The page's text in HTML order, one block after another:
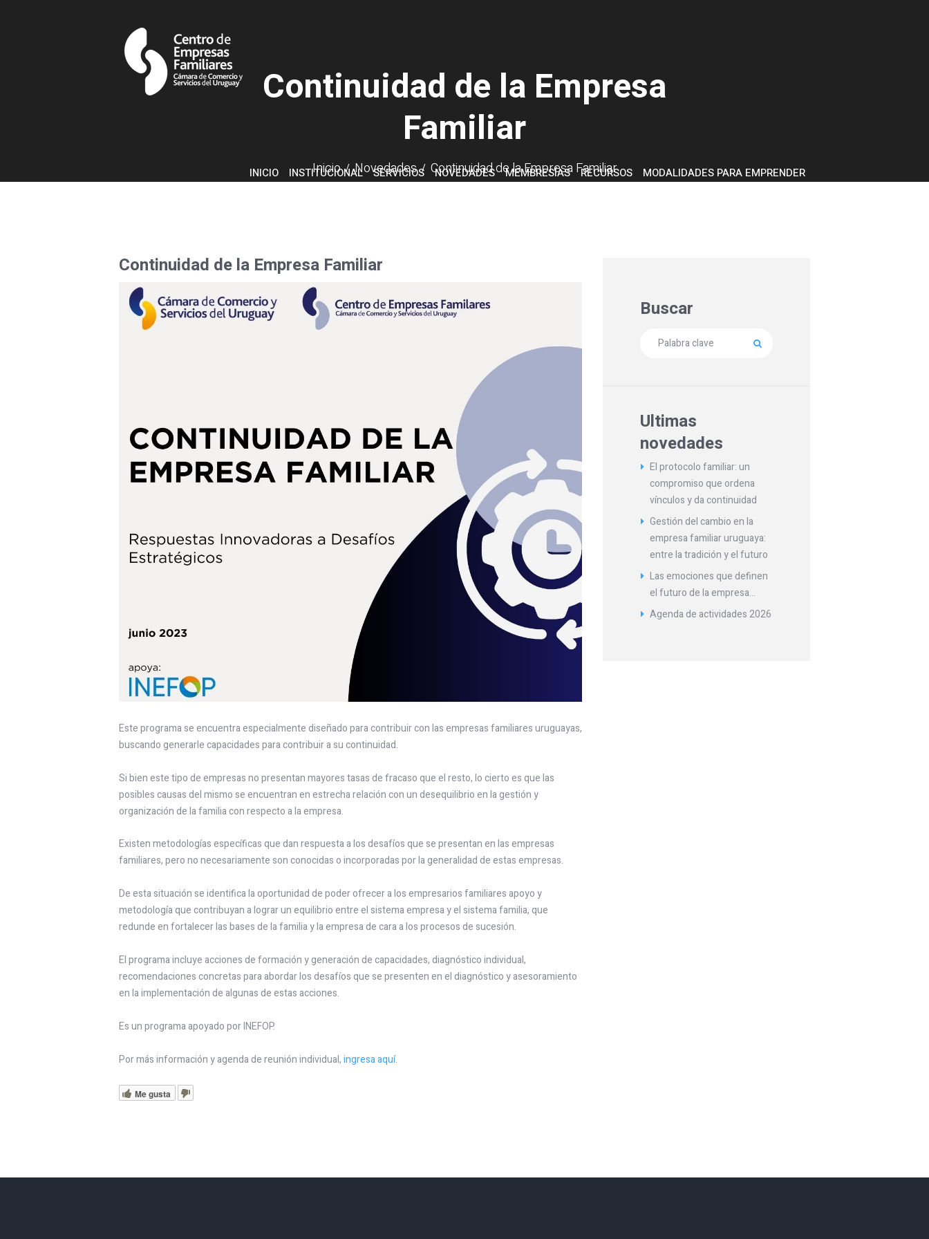
INICIO INSTITUCIONAL SERVICIOS NOVEDADES MEMBRESÍAS RECURSOS MODALIDADES PARA EMPRENDER
Continuidad de la Empresa
Familiar
Inicio Novedades Continuidad de la Empresa Familiar
Continuidad de la Empresa Familiar
Este programa se encuentra especialmente diseñado para contribuir con las empresas familiares uruguayas,
buscando generarle capacidades para contribuir a su continuidad.
Si bien este tipo de empresas no presentan mayores tasas de fracaso que el resto, lo cierto es que las
posibles causas del mismo se encuentran en estrecha relación con un desequilibrio en la gestión y
organización de la familia con respecto a la empresa.
Existen metodologías específicas que dan respuesta a los desafíos que se presentan en las empresas
familiares, pero no necesariamente son conocidas o incorporadas por la generalidad de estas empresas.
De esta situación se identifica la oportunidad de poder ofrecer a los empresarios familiares apoyo y
metodología que contribuyan a lograr un equilibrio entre el sistema empresa y el sistema familia, que
redunde en fortalecer las bases de la familia y la empresa de cara a los procesos de sucesión.
El programa incluye acciones de formación y generación de capacidades, diagnóstico individual,
recomendaciones concretas para abordar los desafíos que se presenten en el diagnóstico y asesoramiento
en la implementación de algunas de estas acciones.
Es un programa apoyado por INEFOP.
Por más información y agenda de reunión individual,ingresa aquí.
Me gusta
Buscar
Ultimas
novedades
El protocolo familiar: un
compromiso que ordena
vínculos y da continuidad
Gestión del cambio en la
empresa familiar uruguaya:
entre la tradición y el futuro
Las emociones que definen
el futuro de la empresa…
Agenda de actividades 2026